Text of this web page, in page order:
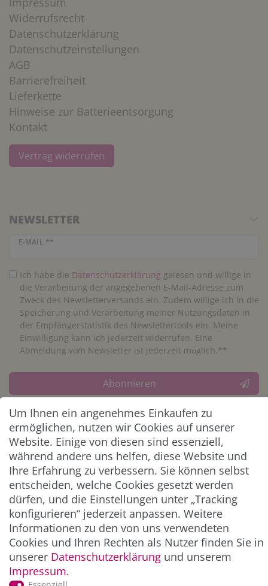
Widerrufsrecht
Datenschutzerklärung
Datenschutzeinstellungen
AGB
Barrierefreiheit
Lieferkette
Hinweise zur Batterieentsorgung
Kontakt
Vertrag widerrufen
NEWSLETTER
E-MAIL **
Newsletter Honig
Ich habe die Daten­schutz­erklärung gelesen und willige in
die Verarbeitung der angegebenen E-Mail-Adresse zum
Zweck des Newsletterversands ein. Zudem willige ich in die
Speicherung und Verarbeitung meiner Nutzungsdaten in
der Empfängerstatistik des Newslettertools ein. Meine
Einwilligung kann ich jederzeit widerrufen. Eine
Abmeldung vom Newsletter ist jederzeit möglich.**
Abonnieren
ZAHLUNG & VERSAND
*Alle Preise inkl. der gesetzl. MwSt. zzgl.
Um Ihnen ein angenehmes Einkaufen zu
ermöglichen, nutzen wir Cookies auf unserer
Website. Einige von diesen sind essenziell,
während andere uns helfen, diese Website und
Ihre Erfahrung zu verbessern. Sie können selbst
entscheiden, welche Cookies gesetzt werden
dürfen, und die Einstellungen unter „Tracking
konfigurieren“ jederzeit anpassen. Weitere
Informationen zu den von uns verwendeten
Cookies und Ihren Rechten als Nutzer finden Sie in
unserer Daten­schutz­erklärung und unserem
Impressum.